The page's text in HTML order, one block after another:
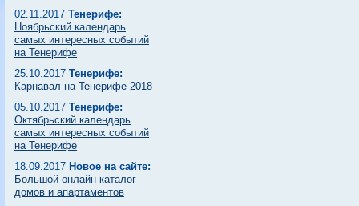
02.11.2017 Тенерифе:
Ноябрьский календарь
самых интересных событий
на Тенерифе
25.10.2017 Тенерифе:
Карнавал на Тенерифе 2018
05.10.2017 Тенерифе:
Октябрьский календарь
самых интересных событий
на Тенерифе
18.09.2017 Новое на сайте:
Большой онлайн-каталог
домов и апартаментов